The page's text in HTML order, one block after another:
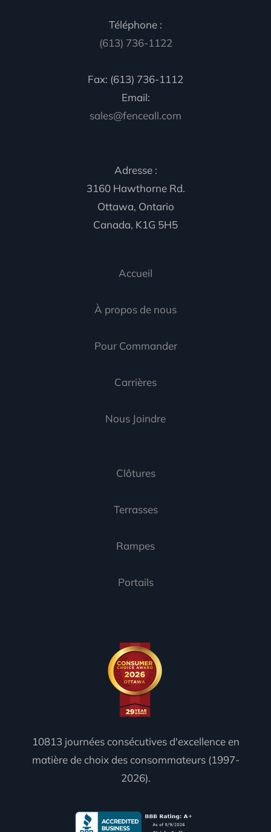
Téléphone :
(613) 736-1122
Fax: (613) 736-1112
Email:
sales@fenceall.com
Adresse :
3160 Hawthorne Rd.
Ottawa, Ontario
Canada, K1G 5H5
Accueil
À propos de nous
Pour Commander
Carrières
Nous Joindre
Clôtures
Terrasses
Rampes
Portails
10813 journées consécutives d'excellence en
matière de choix des consommateurs (1997-
2026).